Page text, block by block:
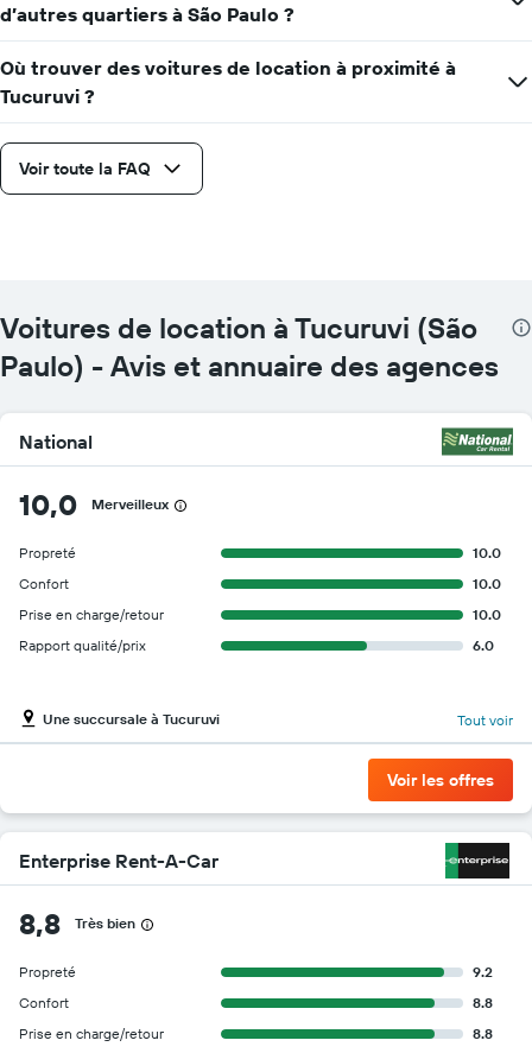
d’autres quartiers à São Paulo ?
Où trouver des voitures de location à proximité à
Tucuruvi ?
Voir toute la FAQ
Voitures de location à Tucuruvi (São
Paulo) - Avis et annuaire des agences
National
10,0 Merveilleux
Propreté
10.0
Confort
10.0
Prise en charge/retour
10.0
Rapport qualité/prix
6.0
Une succursale à Tucuruvi Tout voir
Voir les offres
Enterprise Rent-A-Car
8,8 Très bien
Propreté
9.2
Confort
8.8
Prise en charge/retour
8.8